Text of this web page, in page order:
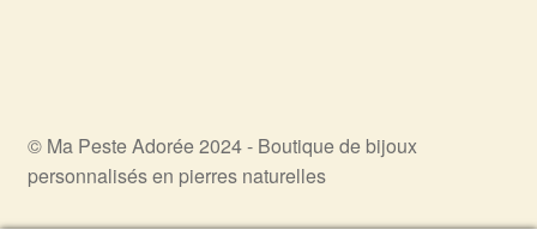
© Ma Peste Adorée 2024 - Boutique de bijoux
personnalisés en pierres naturelles